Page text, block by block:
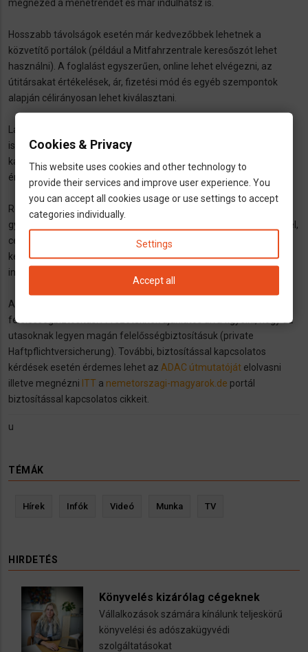
megnézed a menetrendet és már indulhatsz is.
Hosszabb távolságok esetén már kedvezőbbek lehetnek a
közvetítő portálok (például a Mitfahrzentrale keresőszót lehet
használni). A foglalást egyszerűen, online lehet elvégezni, az
útitársakat értékelések, ár, fizetési mód és egyéb szempontok
alapján célirányosan lehet kiválasztani.
Lakóhelyhez közeli szabadidős utazás esetén érdemes az
ismerősök körében érdeklődnöd. Gondold át, hátha össze tudod
kapcsolni a távolsági közlekedést biciklizéssel úticélod elérése
érdekében.
Rendszeres ingázás esetén javasolt utazóközösséget alkotni. Ezt
gyakran a munkaadó is támogatja, például kijelölt parkolóhelyekkel,
cégen belüli kommunikációs lehetőségekkel vagy egyéb
kedvezményekkel. A nyilvános portálokon belül is gyakran van
ingázókra specializálódott aloldal.
Az utastársakat is védi a gépjárműre megkötött
felelősségbiztosítás. A vezetőknek ajánlatos arra figyelni, hogy az
utasoknak legyen magán felelősségbiztosításuk (private
Haftpflichtversicherung). További, biztosítással kapcsolatos
kérdések esetén érdemes lehet az ADAC útmutatóját elolvasni
illetve megnézni ITT a nemetorszagi-magyarok.de portál
biztosítással kapcsolatos cikkeit.
u
TÉMÁK
Hírek Infók Videó Munka TV
HIRDETÉS
Könyvelés kizárólag cégeknek
Vállalkozások számára kínálunk teljeskörű
könyvelési és adószakügyvédi
szolgáltatásokat
Cookies & Privacy
This website uses cookies and other technology to
provide their services and improve user experience. You
you can accept all cookies usage or use settings to accept
categories individually.
Settings
Accept all